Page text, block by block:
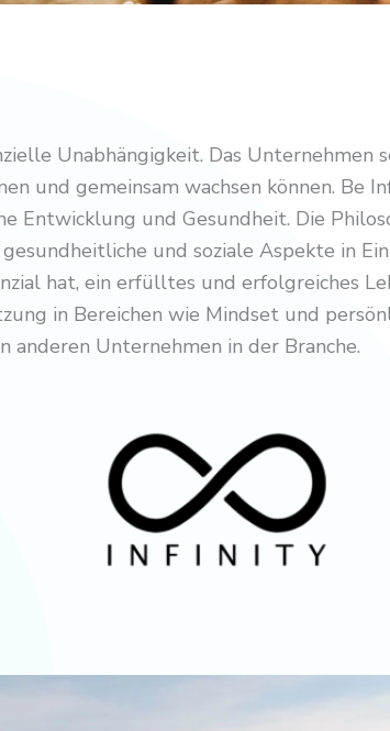
Unabhängigkeit. Das
und gemeinsam wachsen können.
Entwicklung und Gesundheit. Die
und soziale Aspekte in
hat, ein erfülltes und erfolgreiches
in Bereichen wie Mindset und
anderen Unternehmen in der Branche.